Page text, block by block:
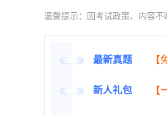
温馨提示：因考试政策、内容
最新真题 【
新人礼包 【